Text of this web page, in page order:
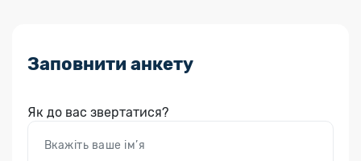
Заповнити анкету
Як до вас звертатися?